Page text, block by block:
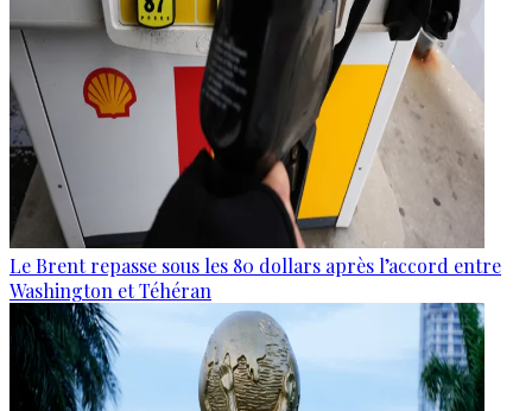
Le Brent repasse sous les 80 dollars après l’accord entre
Washington et Téhéran